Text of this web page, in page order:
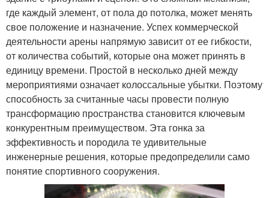
где каждый элемент, от пола до потолка, может менять
свое положение и назначение. Успех коммерческой
деятельности арены напрямую зависит от ее гибкости,
от количества событий, которые она может принять в
единицу времени. Простой в несколько дней между
мероприятиями означает колоссальные убытки. Поэтому
способность за считанные часы провести полную
трансформацию пространства становится ключевым
конкурентным преимуществом. Эта гонка за
эффективность и породила те удивительные
инженерные решения, которые предопределили само
понятие спортивного сооружения.